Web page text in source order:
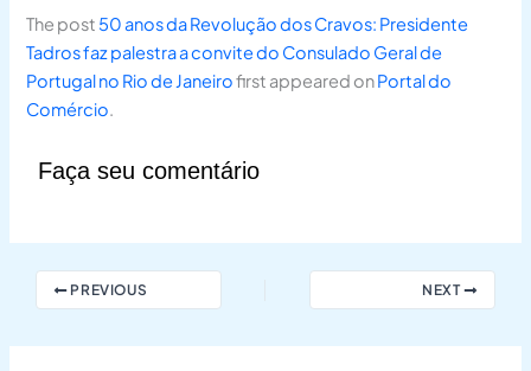
The post 50 anos da Revolução dos Cravos: Presidente
Tadros faz palestra a convite do Consulado Geral de
Portugal no Rio de Janeirofirst appeared onPortal do
Comércio.
Faça seu comentário
PREVIOUS NEXT